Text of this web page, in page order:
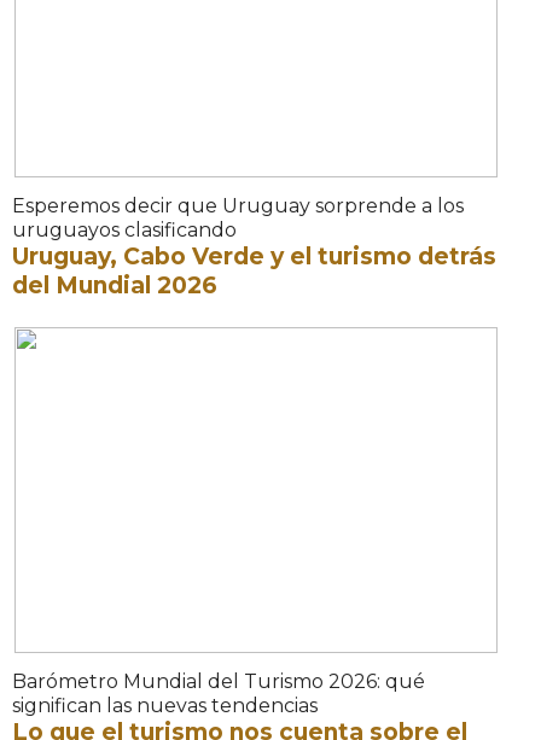
Esperemos decir que Uruguay sorprende a los
uruguayos clasificando
Uruguay, Cabo Verde y el turismo detrás
del Mundial 2026
Barómetro Mundial del Turismo 2026: qué
significan las nuevas tendencias
Lo que el turismo nos cuenta sobre el